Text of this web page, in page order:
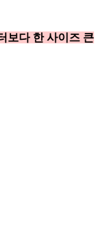
보다 한 사이즈 큰